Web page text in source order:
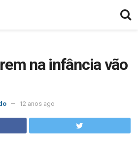
na infância vão
12 anos ago